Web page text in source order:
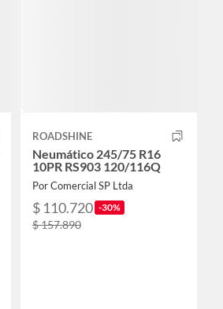
ROADSHINE
Neumático 245/75 R16
10PR RS903 120/116Q
Por Comercial SP Ltda
$ 110.720 -30%
$ 157.890